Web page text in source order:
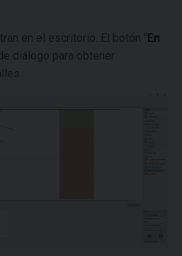
en el escritorio. El botón "En
diálogo para obtener